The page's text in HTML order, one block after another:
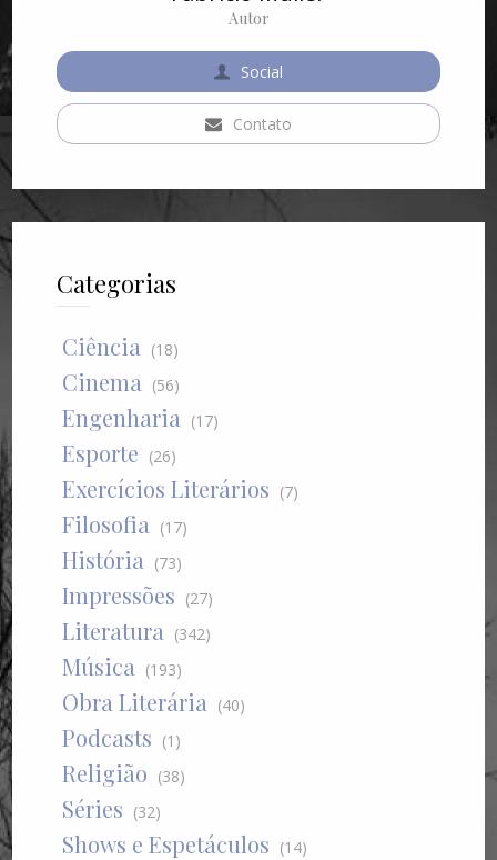
Autor
Social
Contato
Categorias
Ciência (18)
Cinema (56)
Engenharia (17)
Esporte (26)
Exercícios Literários (7)
Filosofia (17)
História (73)
Impressões (27)
Literatura (342)
Música (193)
Obra Literária (40)
Podcasts (1)
Religião (38)
Séries (32)
Shows e Espetáculos (14)